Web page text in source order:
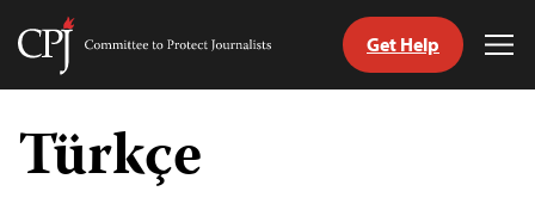
Skip
content
Committee
Get Help
Türkçe